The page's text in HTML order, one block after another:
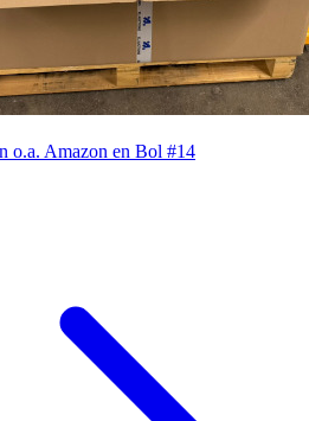
o.a. Amazon en Bol #14